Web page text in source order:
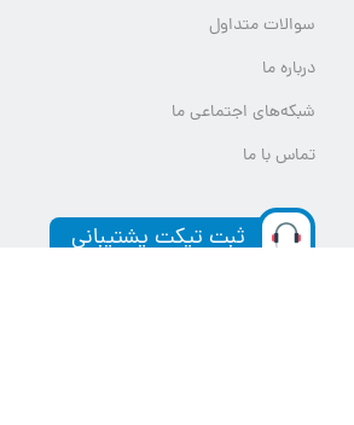
سوالات متداول
درباره ما
شبکه‌های اجتماعی ما
تماس با ما
ثبت تیکت پشتیبانی